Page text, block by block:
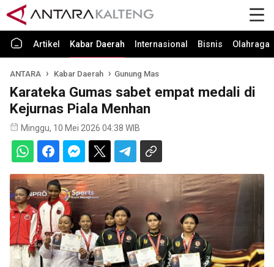
Artikel Kabar Daerah Internasional Bisnis Olahraga
ANTARA Kabar Daerah Gunung Mas
Karateka Gumas sabet empat medali di
Kejurnas Piala Menhan
Minggu, 10 Mei 2026 04:38 WIB